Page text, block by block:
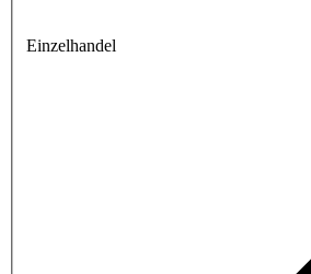
Einzelhandel